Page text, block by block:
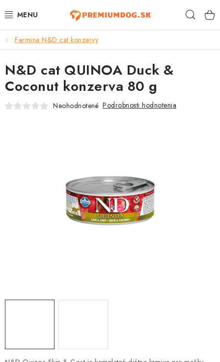
na
TOP 100 PRODUKTOV
NOVINKY
AKCIE
DEZINFEKČNÉ PROSTRIEDKY
GELOREN KĽBOVÁ VÝŽIVA
Farmina N&D cat konzervy
N&D cat QUINOA Duck &
Coconut konzerva 80 g
Neohodnotené Podrobnosti hodnotenia